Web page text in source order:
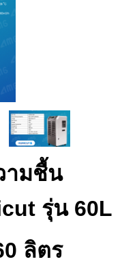
ามชื้น
รุ่น 60L
ลิตร